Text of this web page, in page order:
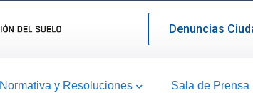
Denuncias
Normativa y Resoluciones Sala de Prensa